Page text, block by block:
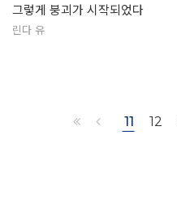
그렇게 붕괴가 시작되었다
린다 유
11 12